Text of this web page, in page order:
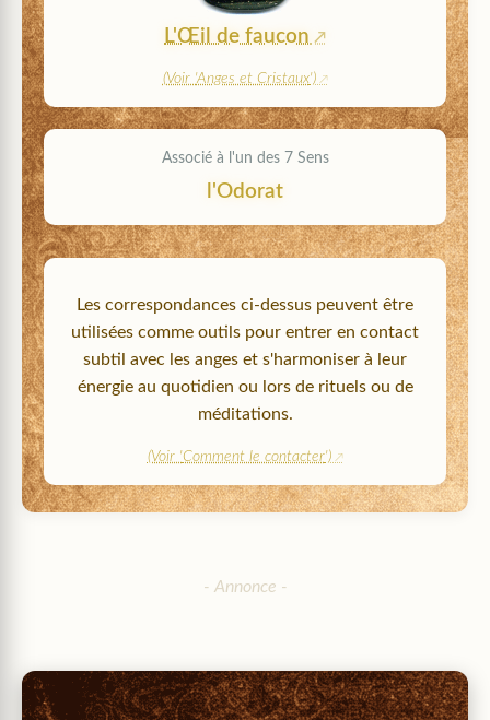
L'Œil de faucon
(Voir 'Anges et Cristaux')
Associé à l'un des 7 Sens
l'Odorat
Les correspondances ci-dessus peuvent être
utilisées comme outils pour entrer en contact
subtil avec les anges et s'harmoniser à leur
énergie au quotidien ou lors de rituels ou de
méditations.
(Voir 'Comment le contacter')